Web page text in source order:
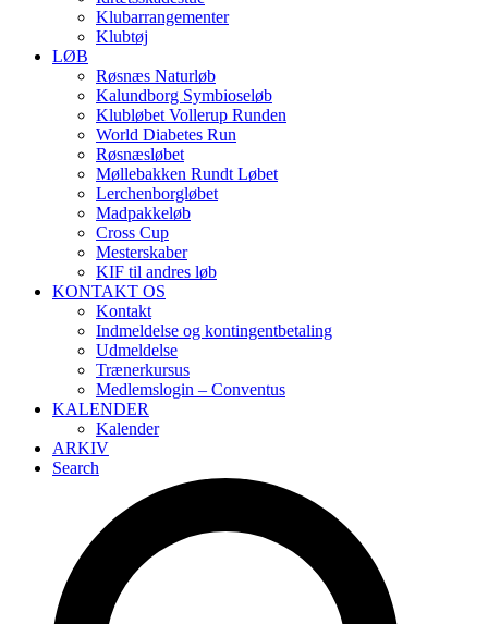
Klubarrangementer
Klubtøj
LØB
Røsnæs Naturløb
Kalundborg Symbioseløb
Klubløbet Vollerup Runden
World Diabetes Run
Røsnæsløbet
Møllebakken Rundt Løbet
Lerchenborgløbet
Madpakkeløb
Cross Cup
Mesterskaber
KIF til andres løb
KONTAKT OS
Kontakt
Indmeldelse og kontingentbetaling
Udmeldelse
Trænerkursus
Medlemslogin – Conventus
KALENDER
Kalender
ARKIV
Search